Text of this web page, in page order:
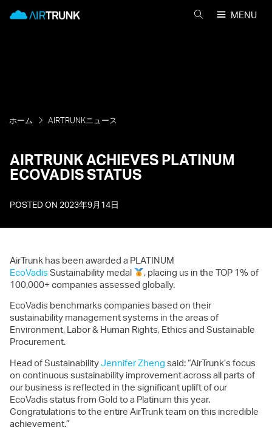
MENU
ホーム AIRTRUNKニュース
AIRTRUNK ACHIEVES PLATINUM
ECOVADIS STATUS
POSTED ON 2023年9月14日
AirTrunk has been awarded a PLATINUM
EcoVadisSustainability medal
, placing us in the TOP 1% of
100,000+ companies assessed globally.
EcoVadis benchmarks companies based on their
sustainability management systems in the areas of
Environment, Labor & Human Rights, Ethics and Sustainable
Procurement.
Head of SustainabilityJennifer Zheng said: “AirTrunk’s focus
on continuous sustainability improvement across all parts of
our business is reflected in the significant uplift of our
EcoVadis status from Gold to a Platinum this year.
Congratulations to the entire AirTrunk team on this incredible
achievement.”